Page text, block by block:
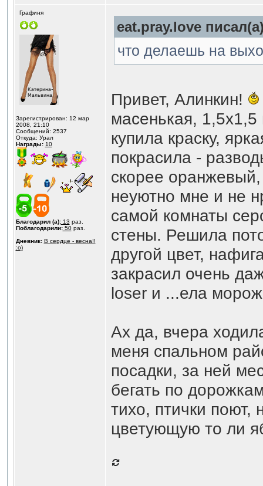
Графиня
Зарегистрирован: 12 мар
2008, 21:10
Сообщений: 2537
Откуда: Урал
Награды: 10
Благодарил (а):13 раз.
Поблагодарили:50раз.
Дневник: В сердце - весна!!
:o)
eat.pray.love
что делаешь на
Привет, Алинкин!
масенькая,
купила краску,
покрасила -
скорее
неуютно мне и не
самой комнаты
стены. Решила
другой цвет,
закрасил очень
loser и ...ела
Ах да, вчера
меня спальном
посадки, за ней
бегать по
тихо, птички поют,
цветующую то ли